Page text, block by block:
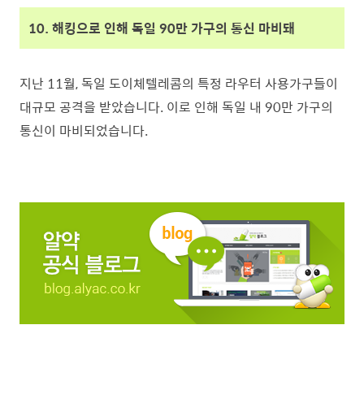
10. 해킹으로 인해 독일 90만 가구의 통신 마비돼
지난 11월, 독일 도이체텔레콤의 특정 라우터 사용가구들이
대규모 공격을 받았습니다. 이로 인해 독일 내 90만 가구의
통신이 마비되었습니다.